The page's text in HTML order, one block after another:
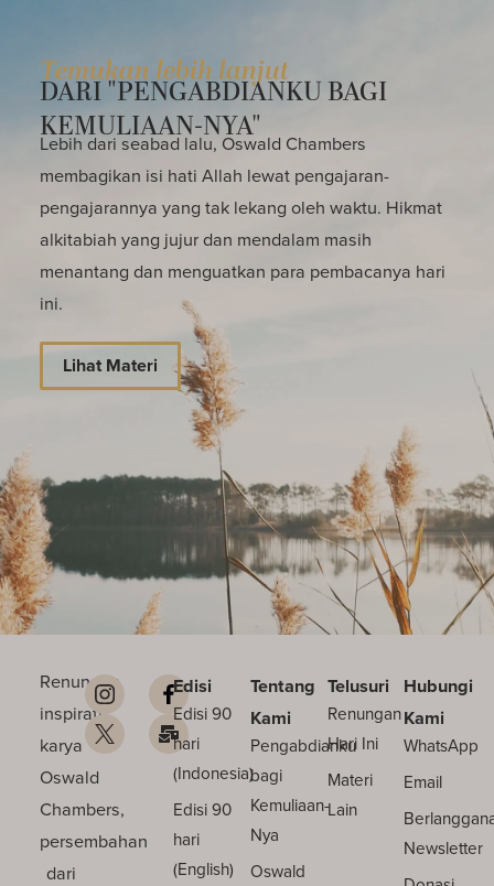
Temukan lebih lanjut
DARI "PENGABDIANKU BAGI
KEMULIAAN-NYA"
Lebih dari seabad lalu, Oswald Chambers
membagikan isi hati Allah lewat pengajaran-
pengajarannya yang tak lekang oleh waktu. Hikmat
alkitabiah yang jujur dan mendalam masih
menantang dan menguatkan para pembacanya hari
ini.
Lihat Materi
Renungan
inspiratif
karya
Oswald
Chambers,
persembahan
dari
Edisi
Edisi 90
hari
(Indonesia)
Edisi 90
hari
(English)
Tentang
Kami
Pengabdianku
bagi
Kemuliaan-
Nya
Oswald
Telusuri
Renungan
Hari Ini
Materi
Lain
Hubungi
Kami
WhatsApp
Email
Newsletter